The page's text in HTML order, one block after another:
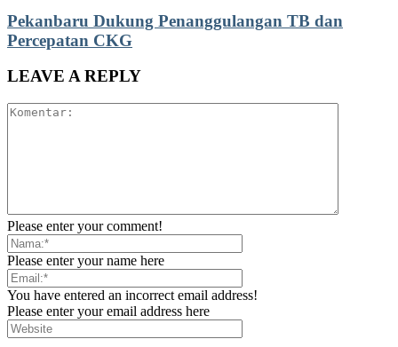
Pekanbaru Dukung Penanggulangan TB dan
Percepatan CKG
LEAVE A REPLY
Please enter your comment!
Please enter your name here
You have entered an incorrect email address!
Please enter your email address here